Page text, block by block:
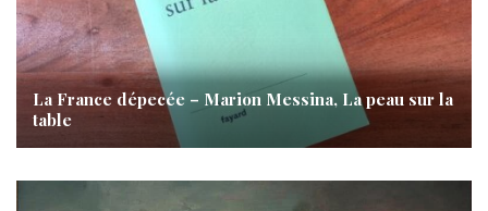
La France dépecée – Marion Messina, La peau sur la
table